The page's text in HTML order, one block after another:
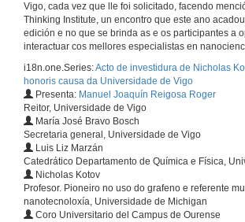
Vigo, cada vez que lle foi solicitado, facendo
Thinking Institute, un encontro que este ano
edición e no que se brinda as e os participantes a
interactuar cos mellores especialistas en
i18n.one.Series:Acto de investidura de Nicholas
honoris causa da Universidade de Vigo
Presenta: Manuel Joaquín Reigosa Roger
Reitor, Universidade de Vigo
María José Bravo Bosch
Secretaria general, Universidade de Vigo
Luis Liz Marzán
Catedrático Departamento de Química e Física,
Nicholas Kotov
Profesor. Pioneiro no uso do grafeno e referente
nanotecnoloxía, Universidade de Michigan
Coro Universitario del Campus de Ourense